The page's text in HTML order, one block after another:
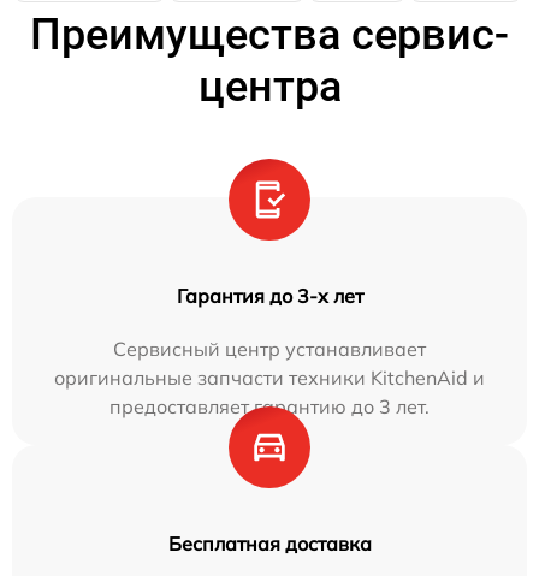
Преимущества сервис-
центра
Гарантия до 3-х лет
Сервисный центр устанавливает
оригинальные запчасти техники KitchenAid и
предоставляет гарантию до 3 лет.
Бесплатная доставка